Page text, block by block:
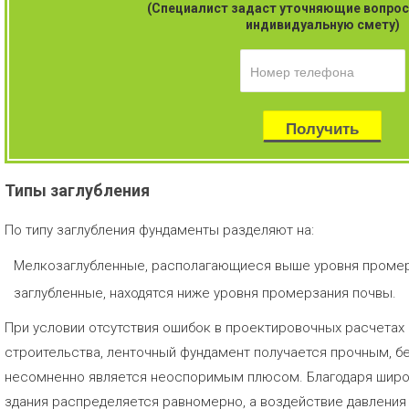
(Специалист задаст уточняющие
индивидуальную смету)
Типы заглубления
По типу заглубления фундаменты разделяют на:
Мелкозаглубленные, располагающиеся выше уровня
заглубленные, находятся ниже уровня промерзания почвы.
При условии отсутствия ошибок в проектировочных
строительства, ленточный фундамент получается прочным,
несомненно является неоспоримым плюсом. Благодаря
здания распределяется равномерно, а воздействие